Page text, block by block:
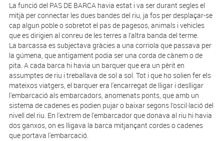
La funció del PAS DE BARCA havia estat i va ser durant segles el
mitjà per connectar les dues bandes del riu, ja fos per desplaçar-se
cap algun poble o sobretot el pas de pagesos, animals i vehicles
que es dirigien al conreu de les terres a l’altra banda del terme.
La barcassa es subjectava gràcies a una corriola que passava per
la gúmena, que antigament podia ser una corda de cànem o de
pita. A cada barca hi havia un barquer que era un pèrit en
assumptes de riu i treballava de sol a sol. Tot i que ho solien fer els
mateixos viatgers, el barquer era l'encarregat de lligar i deslligar
l'embarcació als embarcadors, anomenats ponts, que amb un
sistema de cadenes es podien pujar o baixar segons l’oscil·lació del
nivell del riu. En l'extrem de l'embarcador que donava al riu hi havia
dos ganxos, on es lligava la barca mitjançant cordes o cadenes
que portava l'embarcació.